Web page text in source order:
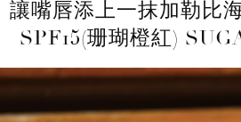
讓嘴唇添上一抹加勒比
SPF15(珊瑚橙紅)